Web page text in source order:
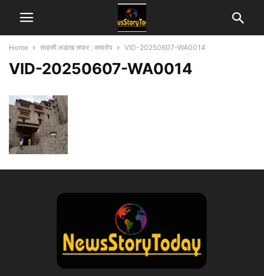
Home साहसी लडाख सफर : समारोप VID-20250607-WA0014
VID-20250607-WA0014